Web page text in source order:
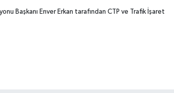
Başkanı Enver Erkan tarafından CTP ve Trafik İşaret